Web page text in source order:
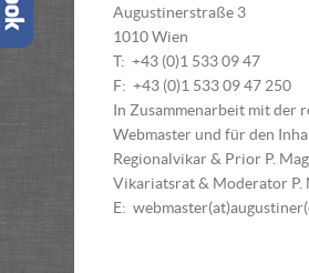
Augustinerstraße 3
1010 Wien
T: +43 (0)1 533 09 47
F: +43 (0)1 533 09 47 250
In Zusammenarbeit mit der
Webmaster und für den
Regionalvikar & Prior P.
Vikariatsrat & Moderator P.
E: